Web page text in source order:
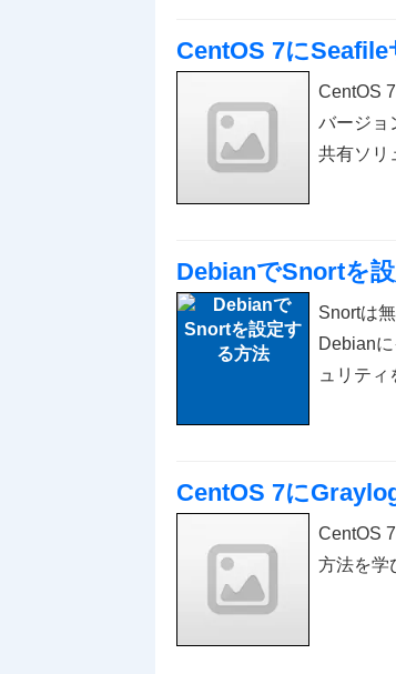
CentOS 7に
CentOS
バージョ
共有ソリ
DebianでSnortを
Snortは
Debian
ュリティ
CentOS 7に
CentOS
方法を学